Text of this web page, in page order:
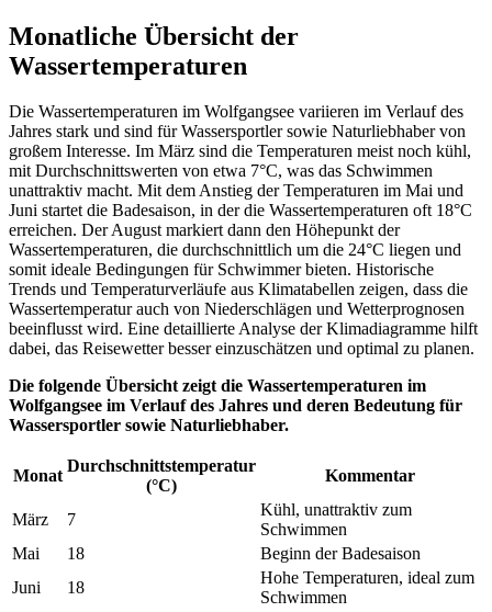
Monatliche Übersicht der
Wassertemperaturen
Die Wassertemperaturen im Wolfgangsee variieren im Verlauf des
Jahres stark und sind für Wassersportler sowie Naturliebhaber von
großem Interesse. Im März sind die Temperaturen meist noch kühl,
mit Durchschnittswerten von etwa 7°C, was das Schwimmen
unattraktiv macht. Mit dem Anstieg der Temperaturen im Mai und
Juni startet die Badesaison, in der die Wassertemperaturen oft 18°C
erreichen. Der August markiert dann den Höhepunkt der
Wassertemperaturen, die durchschnittlich um die 24°C liegen und
somit ideale Bedingungen für Schwimmer bieten. Historische
Trends und Temperaturverläufe aus Klimatabellen zeigen, dass die
Wassertemperatur auch von Niederschlägen und Wetterprognosen
beeinflusst wird. Eine detaillierte Analyse der Klimadiagramme hilft
dabei, das Reisewetter besser einzuschätzen und optimal zu planen.
Die folgende Übersicht zeigt die Wassertemperaturen im
Wolfgangsee im Verlauf des Jahres und deren Bedeutung für
Wassersportler sowie Naturliebhaber.
Monat
Durchschnittstemperatur
(°C)
Kommentar
März 7
Kühl, unattraktiv zum
Schwimmen
Mai
18
Beginn der Badesaison
Juni
18
Hohe Temperaturen, ideal zum
Schwimmen